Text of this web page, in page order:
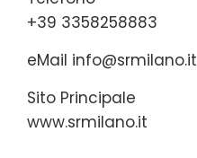
+39 3358258883
eMail info@srmilano.it
Sito Principale
www.srmilano.it